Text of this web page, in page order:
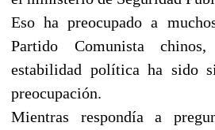
Eso ha preocupado a
Partido Comunista
estabilidad política ha sido
preocupación.
Mientras respondía a